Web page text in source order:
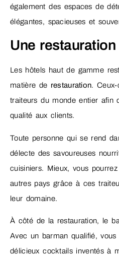
également des espaces de
élégantes, spacieuses et
Une
Les hôtels haut de gamme
matière de restauration.
traiteurs du monde entier afin
qualité aux clients.
Toute personne qui se rend
délecte des savoureuses
cuisiniers. Mieux, vous
autres pays grâce à ces
leur domaine.
À côté de la restauration, le
Avec un barman qualifié, vous
délicieux cocktails inventés à